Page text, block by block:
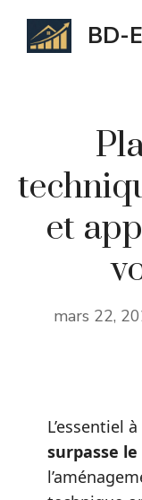
contenu
BD-
et
mars 22,
L’essentiel
surpasse